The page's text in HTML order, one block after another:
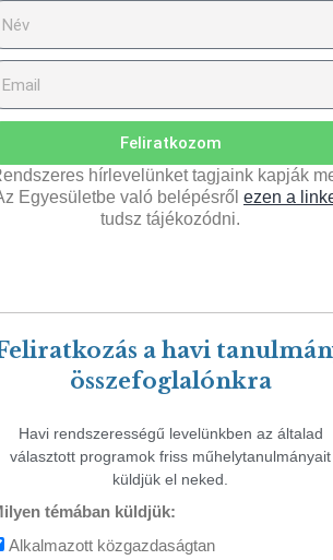
Feliratkozom
hírlevelünket tagjaink kapják
Egyesületbe való belépésről ezen a
tudsz tájékozódni.
a havi
összefoglalónkra
Havi rendszerességű levelünkben az általad
választott programok friss műhelytanulmányait
küldjük el neked.
témában küldjük:
Alkalmazott közgazdaságtan